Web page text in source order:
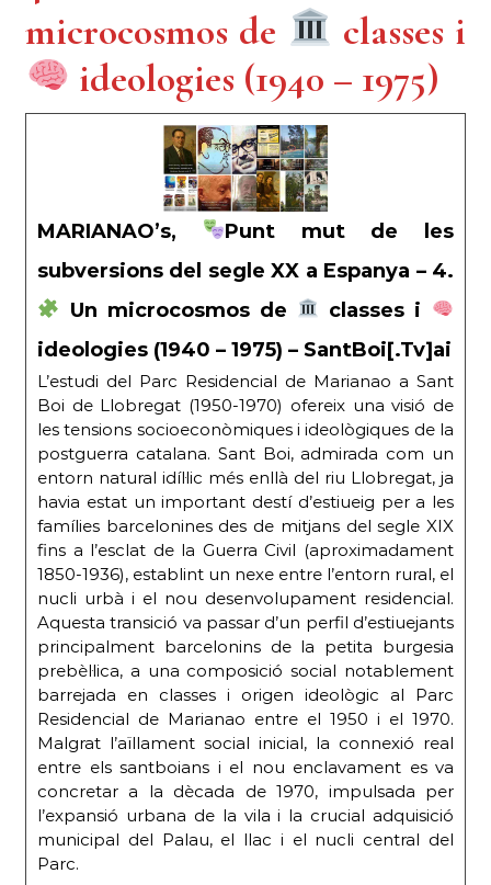
microcosmos de
classes i
ideologies (1940 – 1975)
MARIANAO’s,
Punt mut de les
subversions del segle XX a Espanya – 4.
Un microcosmos de
classes i
ideologies (1940 – 1975) – SantBoi[.Tv]ai
L’estudi del Parc Residencial de Marianao a Sant
Boi de Llobregat (1950-1970) ofereix una visió de
les tensions socioeconòmiques i ideològiques de la
postguerra catalana. Sant Boi, admirada com un
entorn natural idíl·lic més enllà del riu Llobregat, ja
havia estat un important destí d’estiueig per a les
famílies barcelonines des de mitjans del segle XIX
fins a l’esclat de la Guerra Civil (aproximadament
1850-1936), establint un nexe entre l’entorn rural, el
nucli urbà i el nou desenvolupament residencial.
Aquesta transició va passar d’un perfil d’estiuejants
principalment barcelonins de la petita burgesia
prebèl·lica, a una composició social notablement
barrejada en classes i origen ideològic al Parc
Residencial de Marianao entre el 1950 i el 1970.
Malgrat l’aïllament social inicial, la connexió real
entre els santboians i el nou enclavament es va
concretar a la dècada de 1970, impulsada per
l’expansió urbana de la vila i la crucial adquisició
municipal del Palau, el llac i el nucli central del
Parc.